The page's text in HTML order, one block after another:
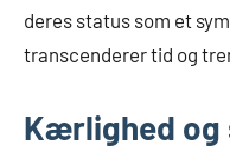
deres status som et
transcenderer tid og
Kærlighed og